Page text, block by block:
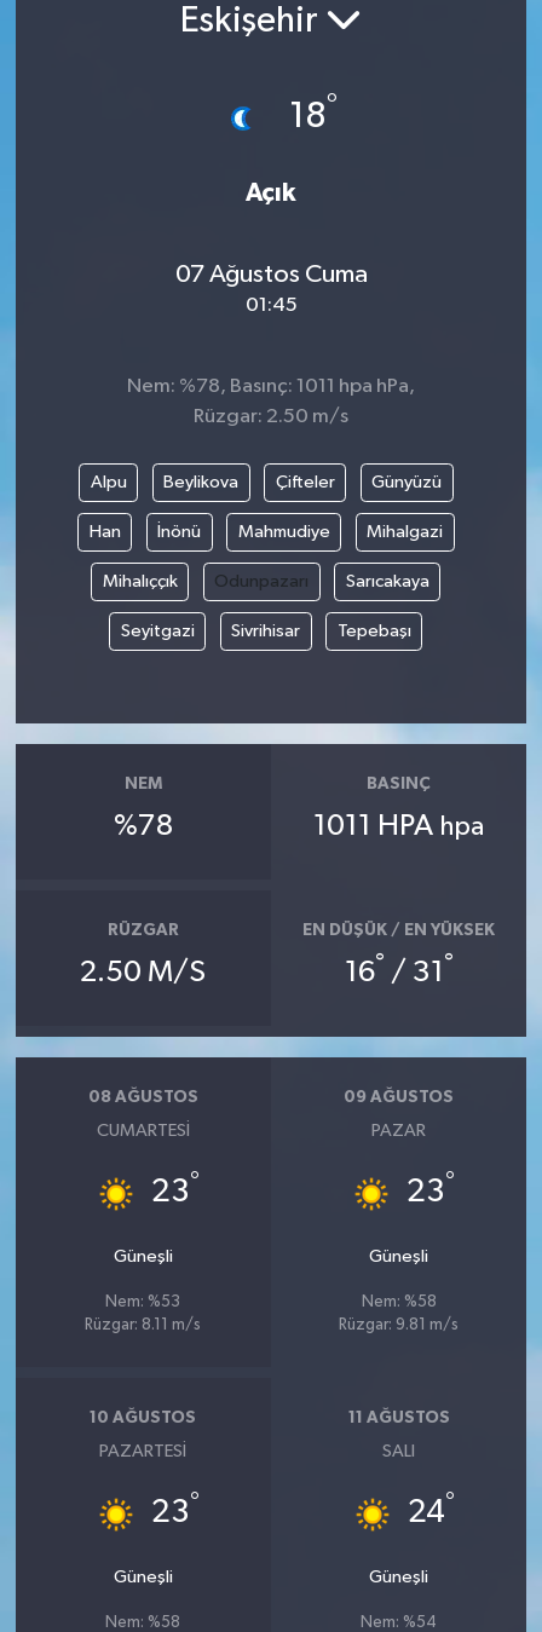
Eskişehir
18°
Açık
07 Ağustos Cuma
01:45
Nem: %78, Basınç: 1011 hpa hPa,
Rüzgar: 2.50 m/s
Alpu Beylikova Çifteler Günyüzü
Han İnönü Mahmudiye Mihalgazi
Mihalıççık Odunpazarı Sarıcakaya
Seyitgazi Sivrihisar Tepebaşı
NEM
%78
BASINÇ
1011 HPA hpa
RÜZGAR
2.50 M/S
EN DÜŞÜK / EN YÜKSEK
16° / 31 °
08 AĞUSTOS
CUMARTESI
23°
Güneşli
Nem: %53
Rüzgar: 8.11 m/s
09 AĞUSTOS
PAZAR
23°
Güneşli
Nem: %58
Rüzgar: 9.81 m/s
10 AĞUSTOS
PAZARTESI
23°
Güneşli
Nem: %58
11 AĞUSTOS
SALI
24°
Güneşli
Nem: %54